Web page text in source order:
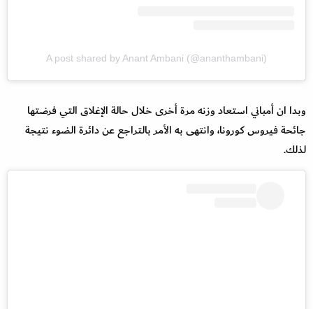
A post shared by Anant Ambani (@ananthambani)
وبدا ان أمباني استعاد وزنه مرة أخرى خلال حالة الإغلاق التي فرضتها
جائحة فيروس كورونا، وانتهى به الأمر بالتراجع عن دائرة الضوء نتيجة
لذلك.